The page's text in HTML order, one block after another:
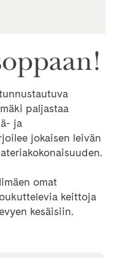
paljastaa
ja
jokaisen leivän
omat
keittoja
kesäisiin.